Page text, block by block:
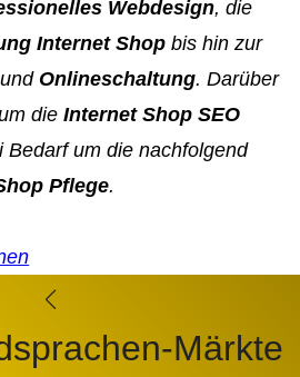
Webdesign, die
Internet Shop bis hin zur
und Onlineschaltung. Darüber
die Internet Shop SEO
Bedarf um die nachfolgend
Pflege.
Märkte